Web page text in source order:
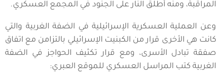
المراقبة، ومنه أطلق النار على الجنود في المجمع العسكري.
وعن العملية العسكرية الإسرائيلية في الضفة الغربية والتي
كانت هي الأخرى قرار من الكبنيت الإسرائيلي بالتزامن مع اتفاق
صفقة تبادل الأسرى، ومع قرار تكثيف الحواجز في الضفة
الغربية كتب المراسل العسكري للموقع العبري: